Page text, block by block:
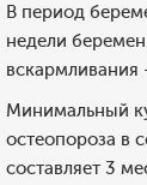
В период
недели
вскармливания
Минимальный
остеопороза в
составляет 3